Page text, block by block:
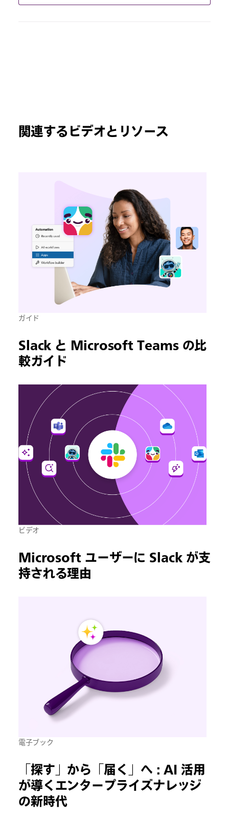
関連するビデオとリソース
ガイド
Slack と Microsoft Teams の比
較ガイド
ビデオ
Microsoft ユーザーに Slack が支
持される理由
電子ブック
「探す」から「届く」へ : AI 活用
が導くエンタープライズナレッジ
の新時代